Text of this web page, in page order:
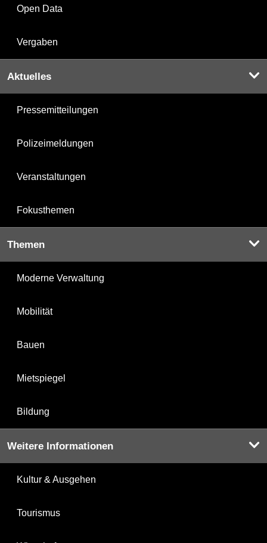
Open Data
Vergaben
Aktuelles
Pressemitteilungen
Polizeimeldungen
Veranstaltungen
Fokusthemen
Themen
Moderne Verwaltung
Mobilität
Bauen
Mietspiegel
Bildung
Weitere Informationen
Kultur & Ausgehen
Tourismus